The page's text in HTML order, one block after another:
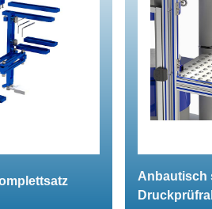
Anbautisch